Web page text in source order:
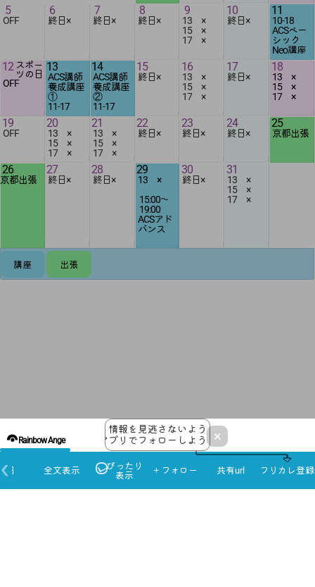
×
情報を見逃さないよう
アプリでフォローしよう！
Rainbow Ange
フリカレ登録
共有url
＋フォロー
ぴったり
表示
全文表示
日
5
OFF
6
終日×
7
終日×
8
終日×
9
13 ×
15 ×
17 ×
10
終日×
11
10-18
ACSベー
シック
Neo講座
12 スポー
ツの日
OFF
13
ACS講師
養成講座
①
11-17
14
ACS講師
養成講座
②
11-17
15
終日×
16
13 ×
15 ×
17 ×
17
終日×
18
13 ×
15 ×
17 ×
19
OFF
20
13 ×
15 ×
17 ×
21
13 ×
15 ×
17 ×
22
終日×
23
終日×
24
終日×
25
京都出張
26
京都出張
27
終日×
28
終日×
29
13 ×
15:00〜
19:00
ACSアド
バンス
30
終日×
31
13 ×
15 ×
17 ×
講座 出張